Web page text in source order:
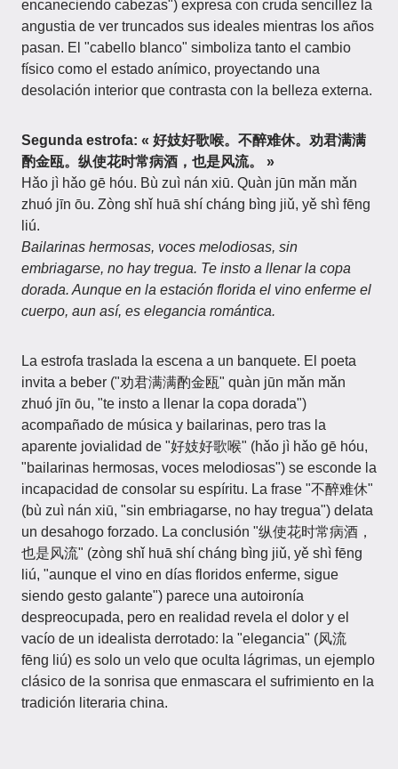
encaneciendo cabezas") expresa con cruda sencillez la
angustia de ver truncados sus ideales mientras los años
pasan. El "cabello blanco" simboliza tanto el cambio
físico como el estado anímico, proyectando una
desolación interior que contrasta con la belleza externa.
Segunda estrofa: « 好妓好歌喉。不醉难休。劝君满满
酌金瓯。纵使花时常病酒，也是风流。 »
Hǎo jì hǎo gē hóu. Bù zuì nán xiū. Quàn jūn mǎn mǎn
zhuó jīn ōu. Zòng shǐ huā shí cháng bìng jiǔ, yě shì fēng
liú.
Bailarinas hermosas, voces melodiosas, sin
embriagarse, no hay tregua. Te insto a llenar la copa
dorada. Aunque en la estación florida el vino enferme el
cuerpo, aun así, es elegancia romántica.
La estrofa traslada la escena a un banquete. El poeta
invita a beber ("劝君满满酌金瓯" quàn jūn mǎn mǎn
zhuó jīn ōu, "te insto a llenar la copa dorada")
acompañado de música y bailarinas, pero tras la
aparente jovialidad de "好妓好歌喉" (hǎo jì hǎo gē hóu,
"bailarinas hermosas, voces melodiosas") se esconde la
incapacidad de consolar su espíritu. La frase "不醉难休"
(bù zuì nán xiū, "sin embriagarse, no hay tregua") delata
un desahogo forzado. La conclusión "纵使花时常病酒，
也是风流" (zòng shǐ huā shí cháng bìng jiǔ, yě shì fēng
liú, "aunque el vino en días floridos enferme, sigue
siendo gesto galante") parece una autoironía
despreocupada, pero en realidad revela el dolor y el
vacío de un idealista derrotado: la "elegancia" (风流
fēng liú) es solo un velo que oculta lágrimas, un ejemplo
clásico de la sonrisa que enmascara el sufrimiento en la
tradición literaria china.